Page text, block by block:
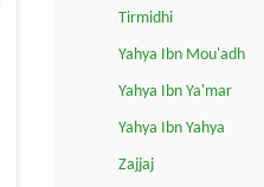
Tirmidhi
Yahya Ibn Mou'adh
Yahya Ibn Ya'mar
Yahya Ibn Yahya
Zajjaj